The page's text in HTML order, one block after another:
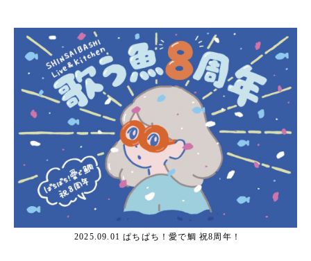
2025.09.01 ぱちぱち！愛で鯛 祝8周年！